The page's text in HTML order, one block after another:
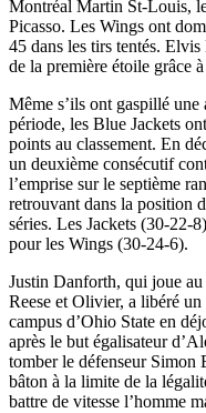
Montréal Martin St-Louis,
Picasso. Les Wings ont
45 dans les tirs tentés.
de la première étoile grâce à
Même s’ils ont gaspillé
période, les Blue Jackets
points au classement. En
un deuxième consécutif
l’emprise sur le septième
retrouvant dans la position
séries. Les Jackets (30-22-
pour les Wings (30-24-6).
Justin Danforth, qui joue
Reese et Olivier, a libéré
campus d’Ohio State en
après le but égalisateur
tomber le défenseur Simon
bâton à la limite de la
battre de vitesse l’homme